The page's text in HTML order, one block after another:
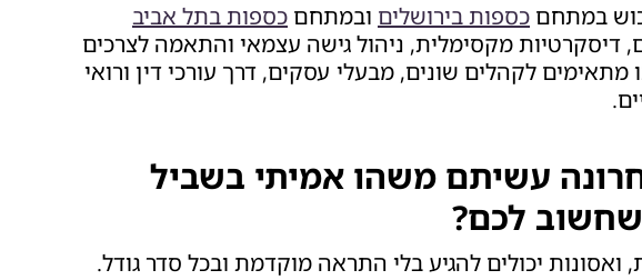
במתחם כספות בירושלים ובמתחם כספות בתל אביב
דיסקרטיות מקסימלית, ניהול גישה עצמאי והתאמה לצרכים
מתאימים לקהלים שונים, מבעלי עסקים, דרך עורכי דין ורואי
עשיתם משהו אמיתי בשביל
לכם?
יכולים להגיע בלי התראה מוקדמת ובכל סדר גודל.